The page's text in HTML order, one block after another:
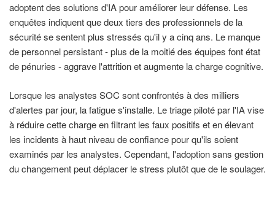
adoptent des solutions d'IA pour améliorer leur défense. Les
enquêtes indiquent que deux tiers des professionnels de la
sécurité se sentent plus stressés qu'il y a cinq ans. Le manque
de personnel persistant - plus de la moitié des équipes font état
de pénuries - aggrave l'attrition et augmente la charge cognitive.
Lorsque les analystes SOC sont confrontés à des milliers
d'alertes par jour, la fatigue s'installe. Le triage piloté par l'IA vise
à réduire cette charge en filtrant les faux positifs et en élevant
les incidents à haut niveau de confiance pour qu'ils soient
examinés par les analystes. Cependant, l'adoption sans gestion
du changement peut déplacer le stress plutôt que de le soulager.